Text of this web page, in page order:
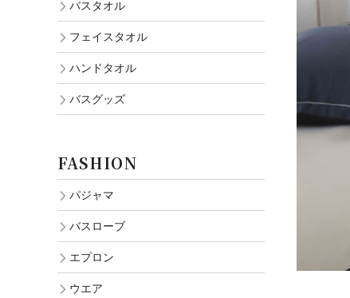
バスタオル
フェイスタオル
ハンドタオル
バスグッズ
FASHION
パジャマ
バスローブ
エプロン
ウエア